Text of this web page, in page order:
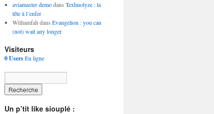
aviamaster demodans Texhnolyze : la
tête à l’enfer
Williamfah dans Evangelion : you can
(not) wait any longer
Visiteurs
0 UsersEn ligne
Un p’tit like siouplé :